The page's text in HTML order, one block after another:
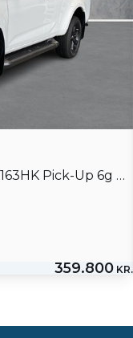
Extended Cab 1,9 D Exclusive 4WD 163HK Pick-Up 6g Aut.
359.800 KR.